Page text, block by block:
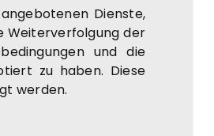
Dienste,
Weiterverfolgung der
und die
zu haben. Diese
werden.